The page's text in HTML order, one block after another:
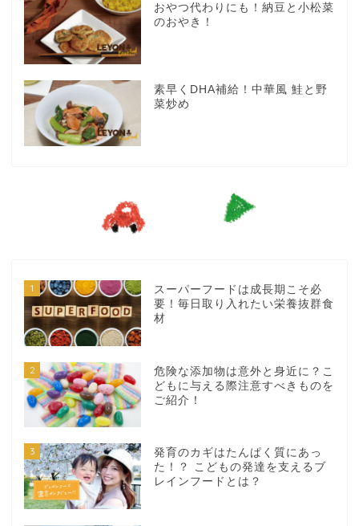
おやつ代わりにも！納豆と小松菜
のおやき！
素早くDHA補給！中華風 鮭と野
菜炒め
1
スーパーフードは成長期こそ必
要！毎日取り入れたい栄養抜群食
材
2
危険な添加物は意外と身近に？こ
どもに与える際注意すべきものを
ご紹介！
3
発育のカギはたんぱく質にあっ
た！？ こどもの発達を支えるブ
レインフードとは？